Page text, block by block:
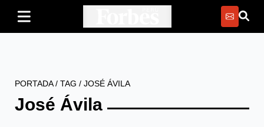
PORTADA/ TAG / JOSÉ ÁVILA
José Ávila